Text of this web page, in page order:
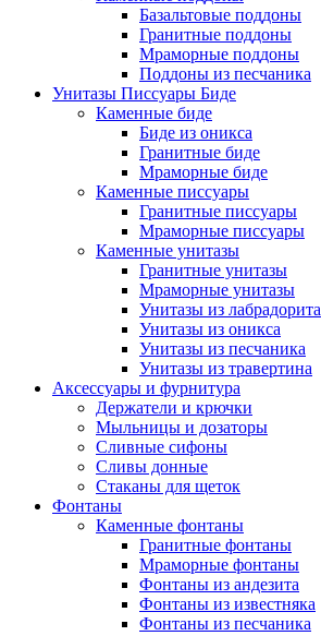
Базальтовые поддоны
Гранитные поддоны
Мраморные поддоны
Поддоны из песчаника
Унитазы Писсуары Биде
Каменные биде
Биде из оникса
Гранитные биде
Мраморные биде
Каменные писсуары
Гранитные писсуары
Мраморные писсуары
Каменные унитазы
Гранитные унитазы
Мраморные унитазы
Унитазы из лабрадорита
Унитазы из оникса
Унитазы из песчаника
Унитазы из травертина
Аксессуары и фурнитура
Держатели и крючки
Мыльницы и дозаторы
Сливные сифоны
Сливы донные
Стаканы для щеток
Фонтаны
Каменные фонтаны
Гранитные фонтаны
Мраморные фонтаны
Фонтаны из андезита
Фонтаны из известняка
Фонтаны из песчаника